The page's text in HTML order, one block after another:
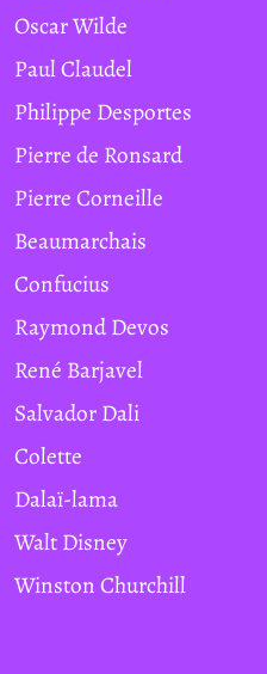
Oscar Wilde
Paul Claudel
Philippe Desportes
Pierre de Ronsard
Pierre Corneille
Beaumarchais
Confucius
Raymond Devos
René Barjavel
Salvador Dali
Colette
Dalaï-lama
Walt Disney
Winston Churchill